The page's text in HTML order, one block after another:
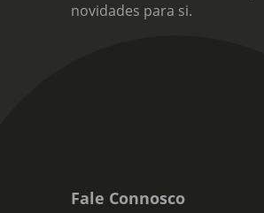
novidades para si.
Fale Connosco